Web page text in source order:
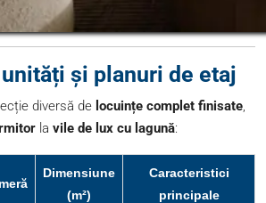
și planuri de etaj
diversă de locuințe complet finisate
la vile de lux cu lagună:
Dimensiune
(m²)
Caracteristici
principale